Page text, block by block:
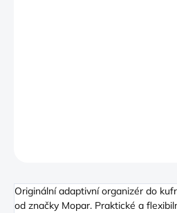
Originální adaptivní organizér do
od značky Mopar. Praktické a